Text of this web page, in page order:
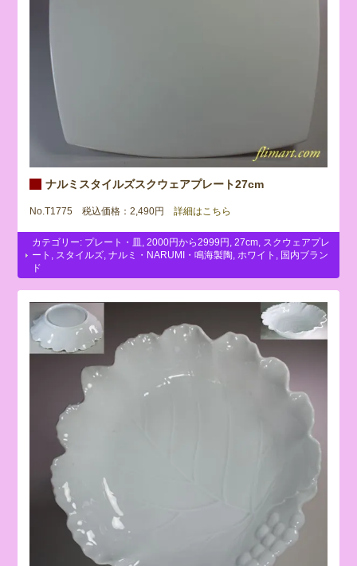
ナルミスタイルズスクウェアプレート27cm
No.T1775 税込価格：2,490円 詳細はこちら
カテゴリー: プレート・皿 ,2000円から2999円 ,27cm
スクウェアプレ
ート
スタイルズ ,ナルミ・NARUMI・鳴海製陶 ホワイト
国内ブラン
ド